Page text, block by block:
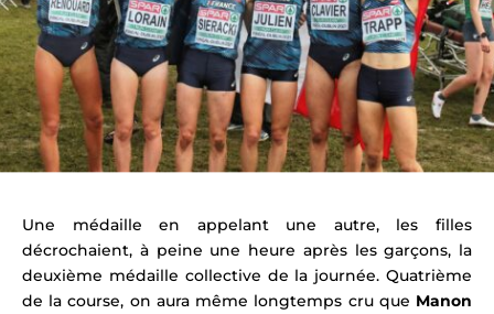
Une médaille en appelant une autre, les filles
décrochaient, à peine une heure après les garçons, la
deuxième médaille collective de la journée. Quatrième
de la course, on aura même longtemps cru que Manon